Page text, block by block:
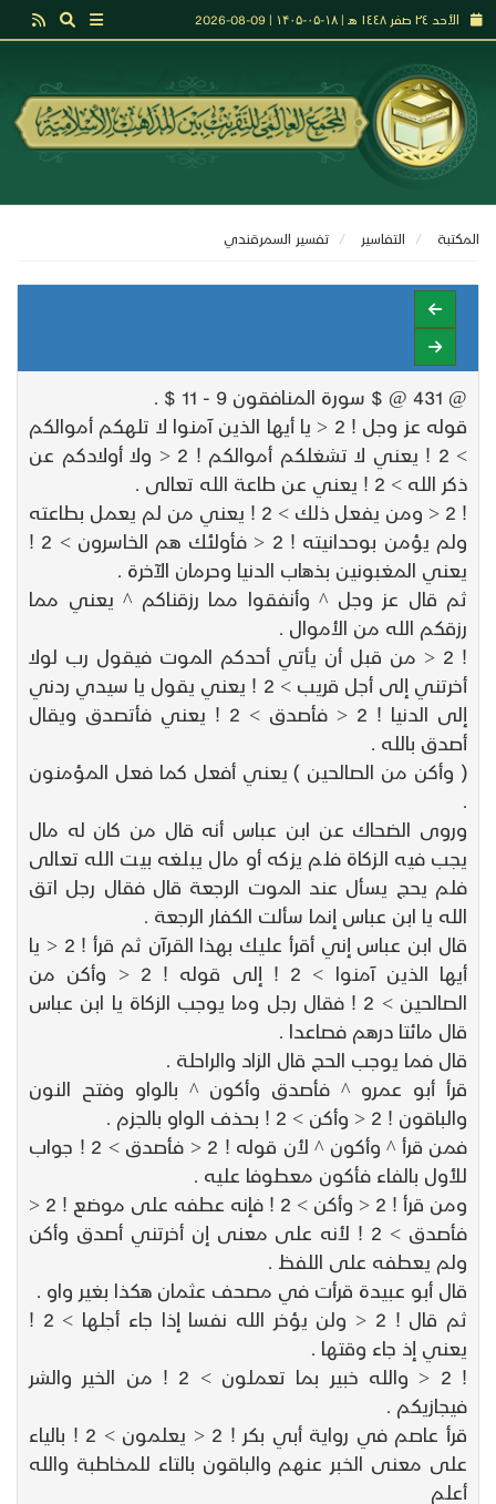
الأحد ٢٤ صفر ١٤٤٨ هـ | ۱۸-۰۵-۱۴۰۵ | 09-08-2026
المكتبة التفاسير تفسير السمرقندي
@ 431 @ $ سورة المنافقون 9 - 11 $ .
قوله عز وجل ! 2 < يا أيها الذين آمنوا لا تلهكم أموالكم
> 2 ! يعني لا تشغلكم أموالكم ! 2 < ولا أولادكم عن
ذكر الله > 2 ! يعني عن طاعة الله تعالى .
! 2 < ومن يفعل ذلك > 2 ! يعني من لم يعمل بطاعته
ولم يؤمن بوحدانيته ! 2 < فأولئك هم الخاسرون > 2 !
يعني المغبونين بذهاب الدنيا وحرمان الآخرة .
ثم قال عز وجل ^ وأنفقوا مما رزقناكم ^ يعني مما
رزقكم الله من الأموال .
! 2 < من قبل أن يأتي أحدكم الموت فيقول رب لولا
أخرتني إلى أجل قريب > 2 ! يعني يقول يا سيدي ردني
إلى الدنيا ! 2 < فأصدق > 2 ! يعني فأتصدق ويقال
أصدق بالله .
( وأكن من الصالحين ) يعني أفعل كما فعل المؤمنون
وروى الضحاك عن ابن عباس أنه قال من كان له مال
يجب فيه الزكاة فلم يزكه أو مال يبلغه بيت الله تعالى
فلم يحج يسأل عند الموت الرجعة قال فقال رجل اتق
الله يا ابن عباس إنما سألت الكفار الرجعة .
قال ابن عباس إني أقرأ عليك بهذا القرآن ثم قرأ ! 2 < يا
أيها الذين آمنوا > 2 ! إلى قوله ! 2 < وأكن من
الصالحين > 2 ! فقال رجل وما يوجب الزكاة يا ابن عباس
قال مائتا درهم فصاعدا .
قال فما يوجب الحج قال الزاد والراحلة .
قرأ أبو عمرو ^ فأصدق وأكون ^ بالواو وفتح النون
والباقون ! 2 < وأكن > 2 ! بحذف الواو بالجزم .
فمن قرأ ^ وأكون ^ لأن قوله ! 2 < فأصدق > 2 ! جواب
للأول بالفاء فأكون معطوفا عليه .
ومن قرأ ! 2 < وأكن > 2 ! فإنه عطفه على موضع ! 2 <
فأصدق > 2 ! لأنه على معنى إن أخرتني أصدق وأكن
ولم يعطفه على اللفظ .
قال أبو عبيدة قرأت في مصحف عثمان هكذا بغير واو .
ثم قال ! 2 < ولن يؤخر الله نفسا إذا جاء أجلها > 2 !
يعني إذ جاء وقتها .
! 2 < والله خبير بما تعملون > 2 ! من الخير والشر
فيجازيكم .
قرأ عاصم في رواية أبي بكر ! 2 < يعلمون > 2 ! بالياء
على معنى الخبر عنهم والباقون بالتاء للمخاطبة والله
أعلم